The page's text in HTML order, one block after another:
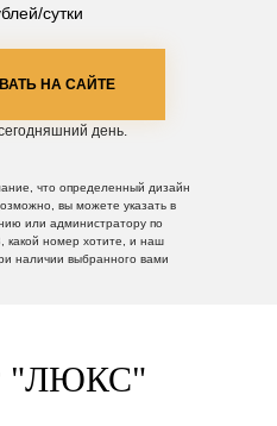
НА САЙТЕ
день.
сутки
что определенный дизайн
вы можете указать в
или администратору по
какой номер хотите, и наш
наличии выбранного вами
"ЛЮКС"